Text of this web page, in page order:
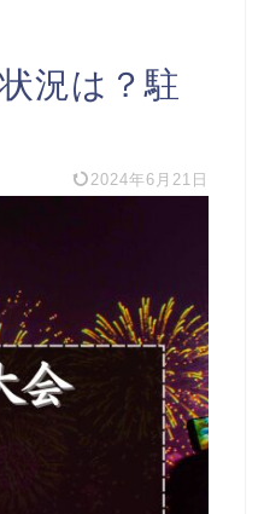
況は？駐
2024年6月21日